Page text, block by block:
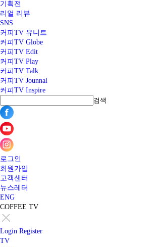
기획전
리얼 리뷰
SNS
커피TV 유니트
커피TV Globe
커피TV Edit
커피TV Play
커피TV Talk
커피TV Jounnal
커피TV Inspire
검색
로그인
회원가입
고객센터
뉴스레터
ENG
COFFEE TV
Login Register
TV